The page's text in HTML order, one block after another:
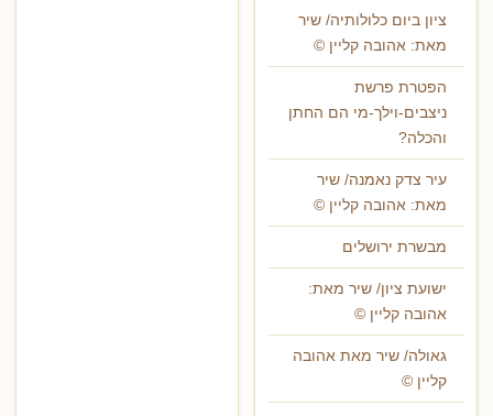
ציון ביום כלולותיה/ שיר
מאת: אהובה קליין ©
הפטרת פרשת
ניצבים-וילך-מי הם החתן
והכלה?
עיר צדק נאמנה/ שיר
מאת: אהובה קליין ©
מבשרת ירושלים
ישועת ציון/ שיר מאת:
אהובה קליין ©
גאולה/ שיר מאת אהובה
קליין ©